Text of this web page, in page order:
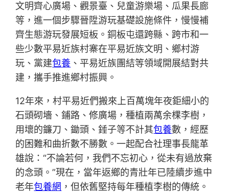
文明齊心廣場、觀景臺、兒童游樂場、瓜果長廊
等，進一個步驟晉陞游玩基礎設施條件，慢慢補
齊生態游玩發展短板。銅板屯還跨縣、跨市和一
些少數平易近族村寨在平易近族文明、鄉村游
玩、黨建包養 、平易近族團結等領域開展結對共
建，攜手推進鄉村振興。
12年來，村平易近們搬來上百萬塊年夜鉅細小的
石頭砌墻、鋪路、修廣場，種植兩萬余棵李樹，
用壞的鐮刀、鋤頭、錘子等不計其包養數，經歷
的困難和曲折數不勝數。一起配合社理事長龍革
雄說：“不論若何，我們不忘初心，從未有過放棄
的念頭。”現在，當年返鄉的青壯年已陸續步進中
老年包養網 ，但依舊堅持每年種植李樹的傳統。